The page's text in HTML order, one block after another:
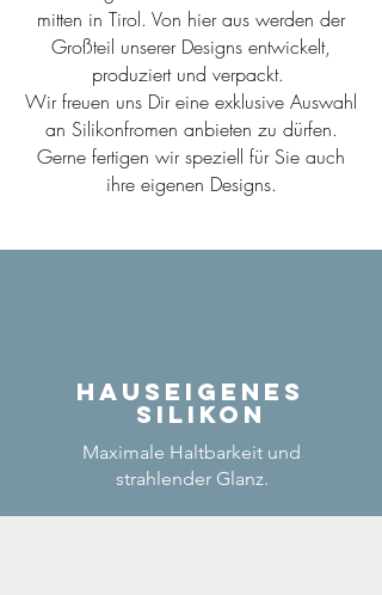
mitten in Tirol. Von hier aus werden der
Großteil unserer Designs entwickelt,
produziert und verpackt.
Wir freuen uns Dir eine exklusive Auswahl
an Silikonfromen anbieten zu dürfen.
Gerne fertigen wir speziell für Sie auch
ihre eigenen Designs.
Hauseigenes
Silikon
Maximale Haltbarkeit und
strahlender Glanz.